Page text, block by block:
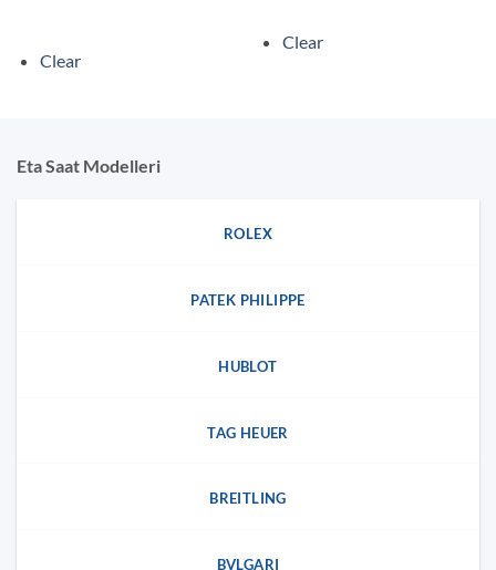
Clear
Clear
Eta Saat Modelleri
ROLEX
PATEK PHILIPPE
HUBLOT
TAG HEUER
BREITLING
BVLGARI